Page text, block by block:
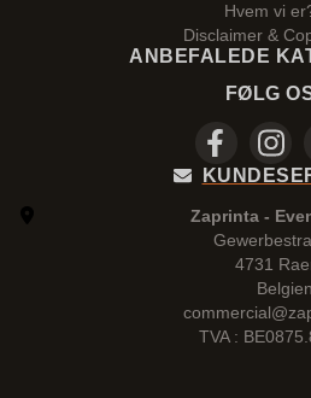
Hvem vi
Disclaimer &
ANBEFALEDE
FØLG
Zaprinta -
4731
Belgien
TVA :